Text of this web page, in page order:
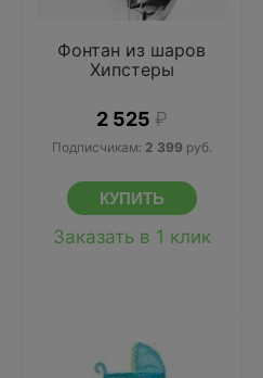
Фонтан из шаров
Хипстеры
2 525 ₽
Подписчикам: 2 399 руб.
Заказать в 1 клик